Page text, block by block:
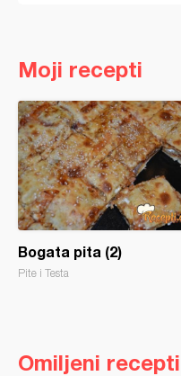
Moji recepti
Bogata pita (2)
Pite i Testa
Omiljeni recepti